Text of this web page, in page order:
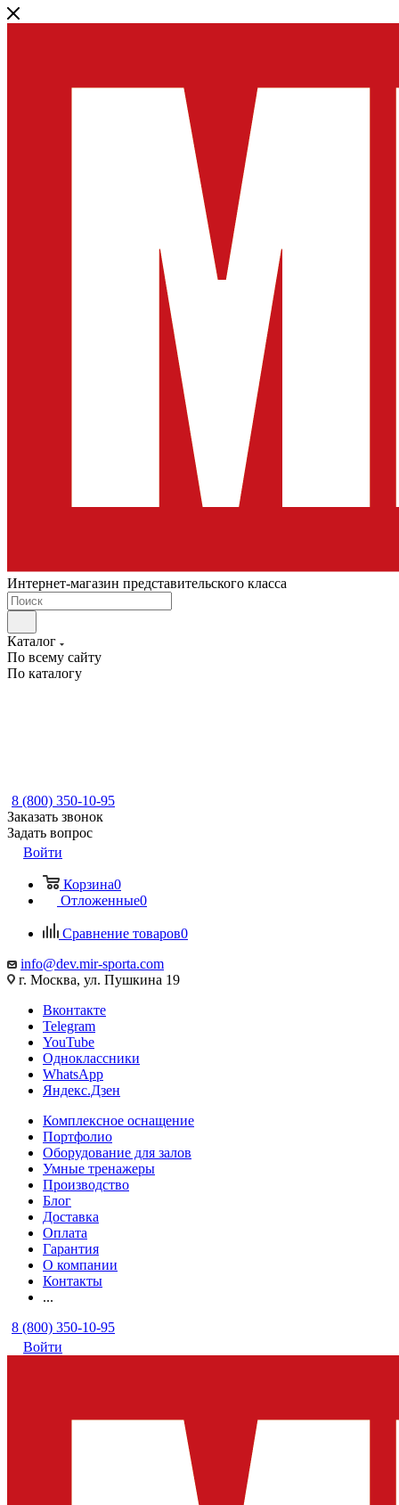
Интернет-магазин представительского класса
Каталог
По всему сайту
По каталогу
8 (800) 350-10-95
Заказать звонок
Задать вопрос
Войти
Корзина0
Отложенные0
Сравнение товаров0
info@dev.mir-sporta.com
г. Москва, ул. Пушкина 19
Вконтакте
Telegram
YouTube
Одноклассники
WhatsApp
Яндекс.Дзен
Комплексное оснащение
Портфолио
Оборудование для залов
Умные тренажеры
Производство
Блог
Доставка
Оплата
Гарантия
О компании
Контакты
...
8 (800) 350-10-95
Войти